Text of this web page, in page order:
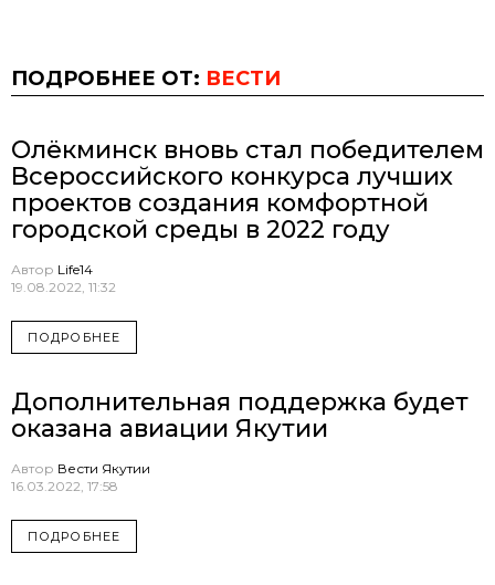
ПОДРОБНЕЕ ОТ: ВЕСТИ
Олёкминск вновь стал победителем
Всероссийского конкурса лучших
проектов создания комфортной
городской среды в 2022 году
Автор Life14
19.08.2022, 11:32
ПОДРОБНЕЕ
Дополнительная поддержка будет
оказана авиации Якутии
Автор Вести Якутии
16.03.2022, 17:58
ПОДРОБНЕЕ